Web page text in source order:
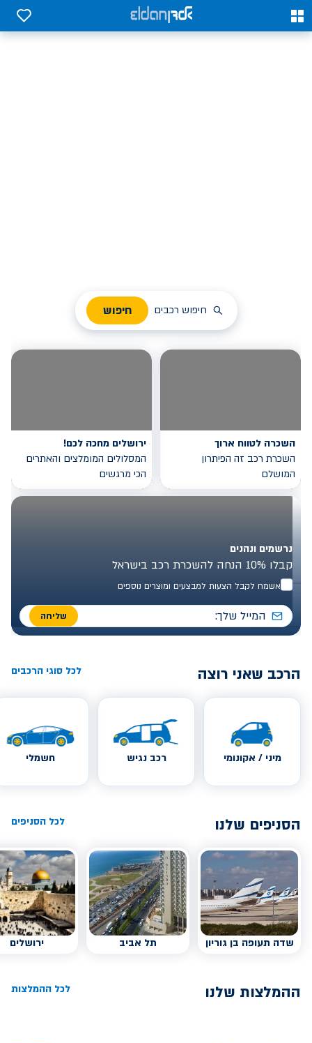
0
0
חיפוש רכבים חיפוש
השכרה לטווח ארוך
השכרת רכב זה הפיתרון
המושלם
ירושלים מחכה לכם!
המסלולים המומלצים והאתרים
הכי מרגשים
נרשמים ונהנים
קבלו 10% הנחה להשכרת רכב בישראל
אשמח לקבל הצעות למבצעים ומוצרים נוספים
שליחה
הרכב שאני רוצה לכל סוגי הרכבים
מיני / אקונומי רכב נגיש חשמלי
הסניפים שלנו לכל הסניפים
שדה תעופה בן גוריון תל אביב ירושלים
ההמלצות שלנו לכל ההמלצות